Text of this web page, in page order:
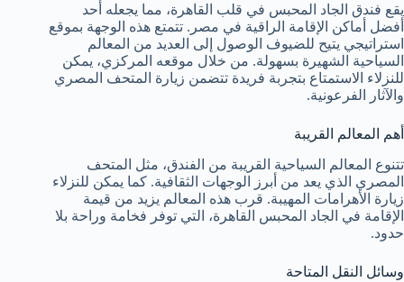
يقع فندق الجاد المحبس في قلب القاهرة، مما يجعله أحد
أفضل أماكن الإقامة الراقية في مصر. تتمتع هذه الوجهة بموقع
استراتيجي يتيح للضيوف الوصول إلى العديد من المعالم
السياحية الشهيرة بسهولة. من خلال موقعه المركزي، يمكن
للنزلاء الاستمتاع بتجربة فريدة تتضمن زيارة المتحف المصري
والآثار الفرعونية.
أهم المعالم القريبة
تتنوع المعالم السياحية القريبة من الفندق، مثل المتحف
المصري الذي يعد من أبرز الوجهات الثقافية. كما يمكن للنزلاء
زيارة الأهرامات المهيبة. قرب هذه المعالم يزيد من قيمة
الإقامة في الجاد المحبس القاهرة، التي توفر فخامة وراحة بلا
حدود.
وسائل النقل المتاحة